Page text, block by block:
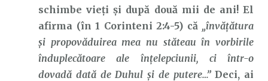
schimbe vieți și după două mii de ani! El
afirma (în 1 Corinteni 2:4-5) că „învăţătura
şi propovăduirea mea nu stăteau în vorbirile
înduplecătoare ale înţelepciunii, ci într-o
dovadă dată de Duhul şi de putere…”Deci, ai